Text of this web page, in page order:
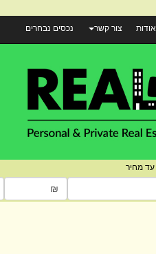
נכסים נבחרים צור קשר אודות
עד מחיר